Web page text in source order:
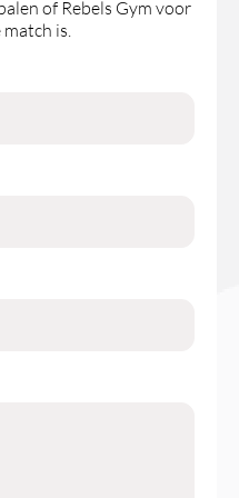
of Rebels Gym voor
is.